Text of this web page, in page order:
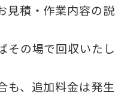
見積・作業内容の説
その場で回収いたし
も、追加料金は発生